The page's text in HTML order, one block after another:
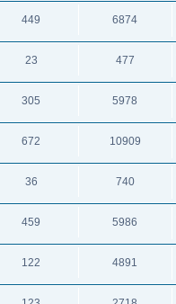
449 6874
23 477
305 5978
672 10909
36 740
459 5986
122 4891